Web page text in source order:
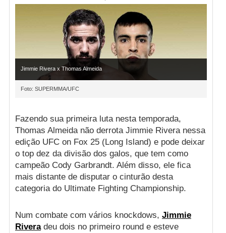
Jimmie Rivera x Thomas Almeida
Foto: SUPERMMA/UFC
Fazendo sua primeira luta nesta temporada,
Thomas Almeida não derrota Jimmie Rivera nessa
edição UFC on Fox 25 (Long Island) e pode deixar
o top dez da divisão dos galos, que tem como
campeão Cody Garbrandt. Além disso, ele fica
mais distante de disputar o cinturão desta
categoria do Ultimate Fighting Championship.
Num combate com vários knockdows, Jimmie
Riveradeu dois no primeiro round e esteve